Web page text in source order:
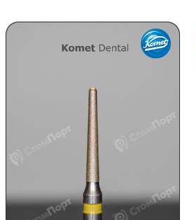
Наконечники и переходники KaVo